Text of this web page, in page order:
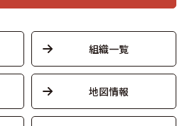
組織一覧
地図情報